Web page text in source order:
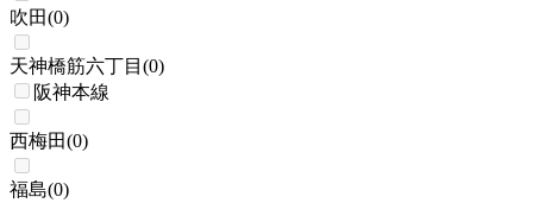
吹田(0)
天神橋筋六丁目 (0)
阪神本線
西梅田(0)
福島(0)